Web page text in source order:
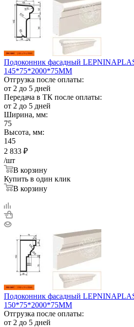
Подоконник фасадный
145*75*2000*75ММ
Отгрузка после оплаты:
от 2 до 5 дней
Передача в ТК после оплаты:
от 2 до 5 дней
Ширина, мм:
75
Высота, мм:
145
2 833 ₽
/шт
В корзину
Купить в один клик
В корзину
Подоконник фасадный
150*75*2000*75ММ
Отгрузка после оплаты:
от 2 до 5 дней